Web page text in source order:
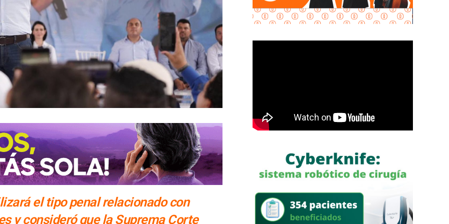
el tipo penal relacionado con
y consideró que la Suprema Corte